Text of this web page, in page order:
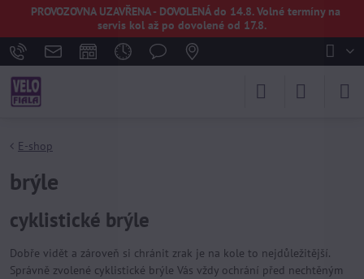
PROVOZOVNA UZAVŘENA - DOVOLENÁ do 14.8. Volné termíny na
servis kol až po dovolené od 17.8.
E-shop
brýle
cyklistické brýle
Dobře vidět a zároveň si chránit zrak je na kole to nejdůležitější.
Správně zvolené cyklistické brýle Vás vždy ochrání před nechtěným